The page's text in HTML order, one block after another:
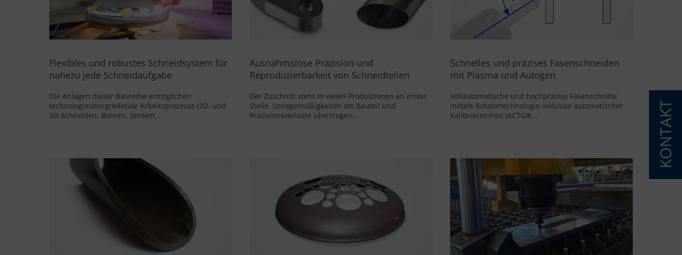
Flexibles und robustes Schneidsystem für
nahezu jede Schneidaufgabe
Die Anlagen dieser Baureihe ermöglichen
technologieübergreifende Arbeitsprozesse (2D- und
3D-Schneiden, Bohren, Senken...
Ausnahmslose Präzision und
Reproduzierbarkeit von Schneidteilen
Der Zuschnitt steht in vielen Produktionen an erster
Stelle. Unregelmäßigkeiten am Bauteil und
Präzisionsverluste übertragen...
Schnelles und präzises Fasenschneiden
mit Plasma und Autogen
Vollautomatische und hochpräzise Fasenschnitte
mittels Rotatortechnologie inklusive automatischer
Kalibriereinheit (ACTG®...